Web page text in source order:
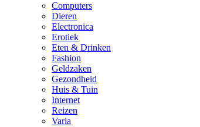
Computers
Dieren
Electronica
Erotiek
Eten & Drinken
Fashion
Geldzaken
Gezondheid
Huis & Tuin
Internet
Reizen
Varia